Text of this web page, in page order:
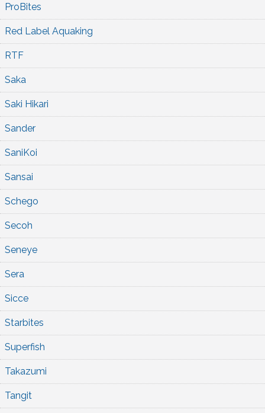
ProBites
Red Label Aquaking
RTF
Saka
Saki Hikari
Sander
SaniKoi
Sansai
Schego
Secoh
Seneye
Sera
Sicce
Starbites
Superfish
Takazumi
Tangit